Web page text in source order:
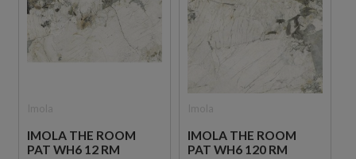
IMOLA THE ROOM
PAT WH6 12 RM
IMOLA THE ROOM
PAT WH6 120 RM